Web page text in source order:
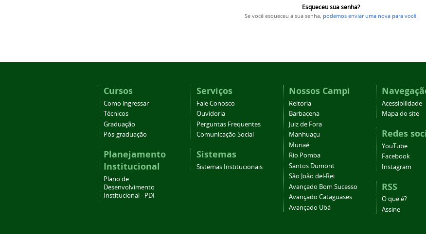
Esqueceu sua senha?
Se você esqueceu a sua senha, podemos enviar uma nova para você.
Cursos
Como ingressar
Técnicos
Graduação
Pós-graduação
Planejamento
Institucional
Plano de
Desenvolvimento
Institucional - PDI
Serviços
Fale Conosco
Ouvidoria
Perguntas Frequentes
Comunicação Social
Sistemas
Sistemas Institucionais
Nossos Campi
Reitoria
Barbacena
Juiz de Fora
Manhuaçu
Muriaé
Rio Pomba
Santos Dumont
São João del-Rei
Avançado Bom Sucesso
Avançado Cataguases
Avançado Ubá
Acessibilidade
Mapa do site
Redes
YouTube
Facebook
Instagram
RSS
O que é?
Assine